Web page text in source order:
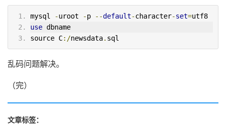
mysql -uroot -p --default-character-set=utf8
use dbname
source C:/newsdata. sql
乱码问题解决。
（完）
文章标签：